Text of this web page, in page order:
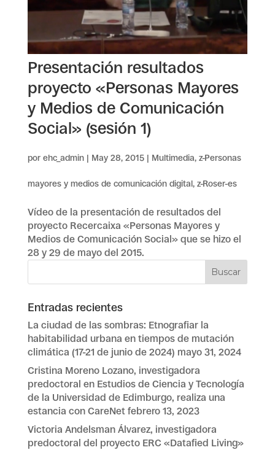
Presentación resultados
proyecto «Personas Mayores
y Medios de Comunicación
Social» (sesión 1)
por ehc_admin| May 28, 2015| Multimedia, z-Personas
mayores y medios de comunicación digital, z-Roser-es
Vídeo de la presentación de resultados del
proyecto Recercaixa «Personas Mayores y
Medios de Comunicación Social» que se hizo el
28 y 29 de mayo del 2015.
Entradas recientes
La ciudad de las sombras: Etnografiar la
habitabilidad urbana en tiempos de mutación
climática (17-21 de junio de 2024) mayo 31, 2024
Cristina Moreno Lozano, investigadora
predoctoral en Estudios de Ciencia y Tecnología
de la Universidad de Edimburgo, realiza una
estancia con CareNet febrero 13, 2023
Victoria Andelsman Álvarez, investigadora
predoctoral del proyecto ERC «Datafied Living»